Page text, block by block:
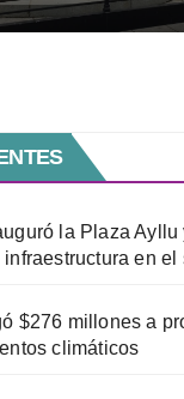
la Plaza Ayllu
en el
$276 millones a
climáticos